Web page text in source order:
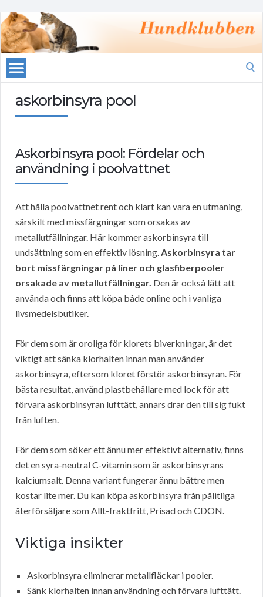
askorbinsyra pool
Askorbinsyra pool: Fördelar och
användning i poolvattnet
Att hålla poolvattnet rent och klart kan vara en utmaning,
särskilt med missfärgningar som orsakas av
metallutfällningar. Här kommer askorbinsyra till
undsättning som en effektiv lösning.Askorbinsyra tar
bort missfärgningar på liner och glasfiberpooler
orsakade av metallutfällningar. Den är också lätt att
använda och finns att köpa både online och i vanliga
livsmedelsbutiker.
För dem som är oroliga för klorets biverkningar, är det
viktigt att sänka klorhalten innan man använder
askorbinsyra, eftersom kloret förstör askorbinsyran. För
bästa resultat, använd plastbehållare med lock för att
förvara askorbinsyran lufttätt, annars drar den till sig fukt
från luften.
För dem som söker ett ännu mer effektivt alternativ, finns
det en syra-neutral C-vitamin som är askorbinsyrans
kalciumsalt. Denna variant fungerar ännu bättre men
kostar lite mer. Du kan köpa askorbinsyra från pålitliga
återförsäljare som Allt-fraktfritt, Prisad och CDON.
Viktiga insikter
Askorbinsyra eliminerar metallfläckar i pooler.
Sänk klorhalten innan användning och förvara lufttätt.